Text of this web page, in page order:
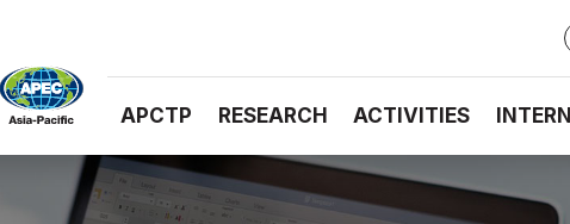
APCTP RESEARCH ACTIVITIES